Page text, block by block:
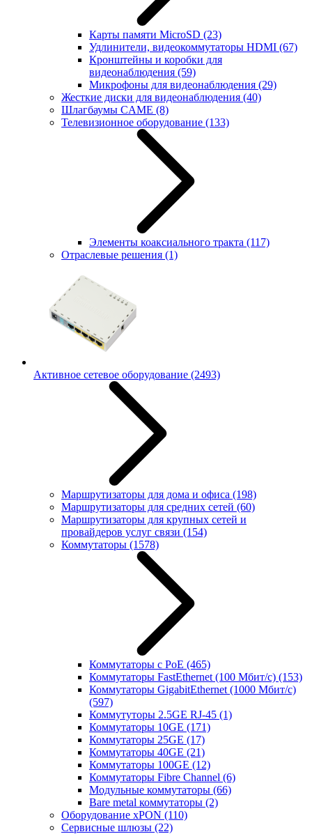
Карты памяти MicroSD (23)
Удлинители, видеокоммутаторы HDMI (67)
Кронштейны и коробки для
видеонаблюдения (59)
Микрофоны для видеонаблюдения (29)
Жесткие диски для видеонаблюдения (40)
Шлагбаумы CAME (8)
Телевизионное оборудование (133)
Элементы коаксиального тракта (117)
Отраслевые решения (1)
Активное сетевое оборудование (2493)
Маршрутизаторы для дома и офиса (198)
Маршрутизаторы для средних сетей (60)
Маршрутизаторы для крупных сетей и
провайдеров услуг связи (154)
Коммутаторы (1578)
Коммутаторы с PoE (465)
Коммутаторы FastEthernet (100 Мбит/с) (153)
Коммутаторы GigabitEthernet (1000 Мбит/с)
(597)
Коммутуторы 2.5GE RJ-45 (1)
Коммутаторы 10GE (171)
Коммутаторы 25GE (17)
Коммутаторы 40GE (21)
Коммутаторы 100GE (12)
Коммутаторы Fibre Channel (6)
Модульные коммутаторы (66)
Bare metal коммутаторы (2)
Оборудование xPON (110)
Сервисные шлюзы (22)